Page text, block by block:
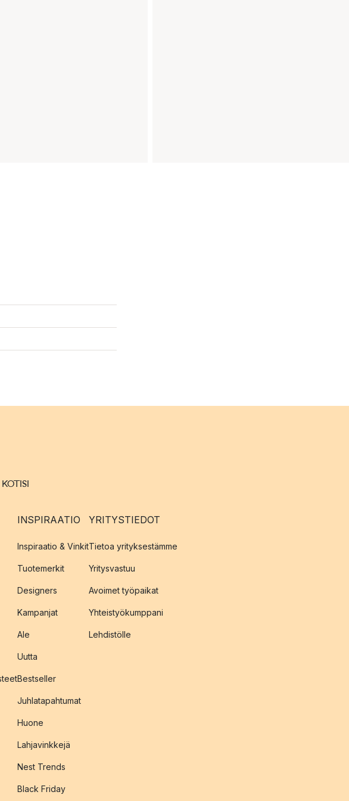
INSPIRAATIO
Inspiraatio & Vinkit
Tuotemerkit
Designers
Kampanjat
Ale
Uutta
Bestseller
Juhlatapahtumat
Huone
Lahjavinkkejä
Nest Trends
Black Friday
YRITYSTIEDOT
Tietoa yrityksestämme
Yritysvastuu
Avoimet työpaikat
Yhteistyökumppani
Lehdistölle